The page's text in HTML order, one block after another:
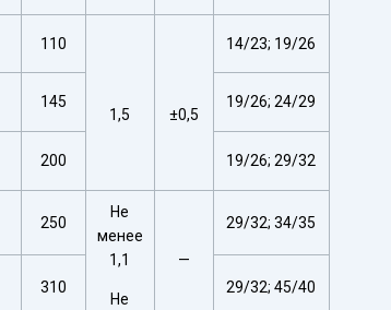
110
1,5 ±0,5
14/23; 19/26
145 19/26; 24/29
200 19/26; 29/32
250
Не
менее
1,1
Не
—
29/32; 34/35
310 29/32; 45/40